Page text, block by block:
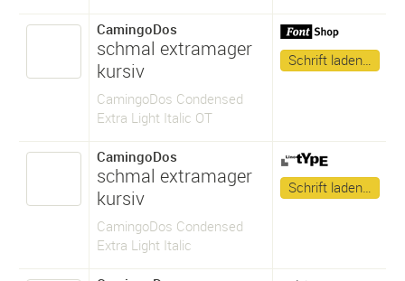
CamingoDos
schmal extramager
kursiv
CamingoDos Condensed
Extra Light Italic OT
Schrift laden…
CamingoDos
schmal extramager
kursiv
CamingoDos Condensed
Extra Light Italic
Schrift laden…